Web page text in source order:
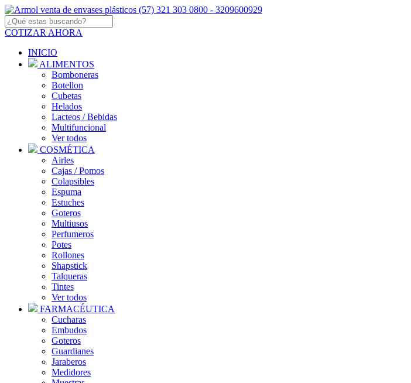
COTIZAR AHORA
INICIO
ALIMENTOS
Bomboneras
Botellon
Cubetas
Helados
Lacteos / Bebidas
Multifuncional
Ver todos
COSMÉTICA
Airles
Cajas / Pomos
Colapsibles
Espuma
Estuches
Goteros
Multiusos
Perfumeros
Potes
Rollones
Shapstick
Talqueras
Tintes
Ver todos
FARMACÉUTICA
Cucharas
Embudos
Goteros
Guardianes
Jaraberos
Medidores